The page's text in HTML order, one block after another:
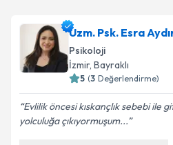
Uzm. Psk. Esra
Psikoloji
İzmir, Bayraklı
5 (3 Değerlendirme)
Evlilik öncesi kıskançlık sebebi ile
yolculuğa çıkıyormuşum...